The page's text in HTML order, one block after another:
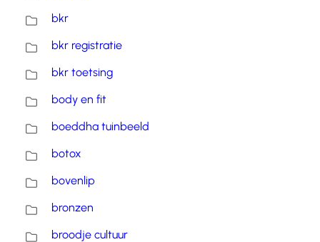
bkr
bkr registratie
bkr toetsing
body en fit
boeddha tuinbeeld
botox
bovenlip
bronzen
broodje cultuur